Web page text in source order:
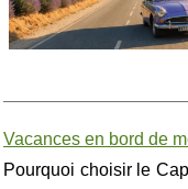
Vacances en bord de
Pourquoi choisir le